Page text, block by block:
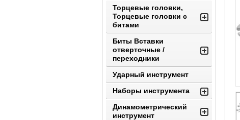
Торцевые головки,
Торцевые головки с
битами
Биты Вставки
отверточные /
переходники
Ударный инструмент
Наборы инструмента
Динамометрический
инструмент